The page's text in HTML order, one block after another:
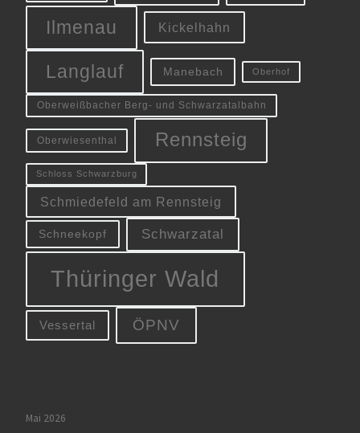
Ilmenau Kickelhahn
Langlauf Manebach Oberhof
Oberweißbacher Berg- und Schwarzatalbahn
Oberwiesenthal Rennsteig
Schloss Schwarzburg
Schmiedefeld am Rennsteig
Schneekopf Schwarzatal
Thüringer Wald
Vessertal ÖPNV
Mai 2026